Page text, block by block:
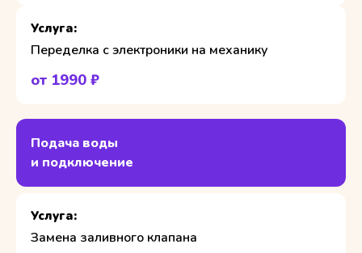
Переделка с электроники на механику
от 1990 ₽
Подача воды
и подключение
Замена заливного клапана